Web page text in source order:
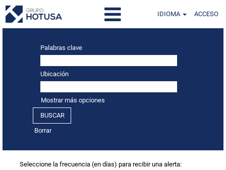
IDIOMA ACCESO
Palabras clave
Ubicación
Mostrar más opciones
Borrar
Seleccione la frecuencia (en días) para recibir una alerta: